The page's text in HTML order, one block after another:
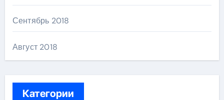
Сентябрь 2018
Август 2018
Категории